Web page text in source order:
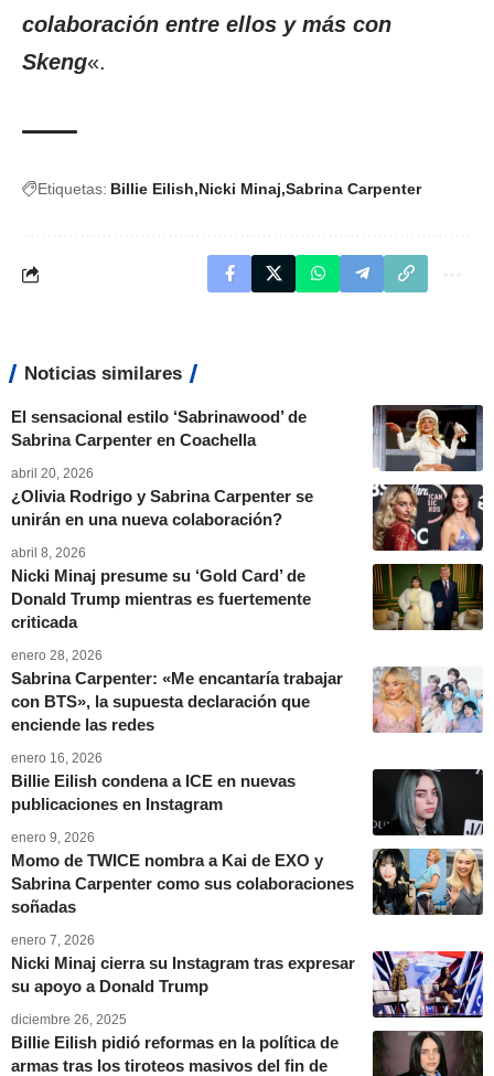
colaboración entre ellos y más con
Skeng«.
Etiquetas: Billie Eilish Nicki Minaj Sabrina Carpenter
Noticias similares
El sensacional estilo ‘Sabrinawood’ de
Sabrina Carpenter en Coachella
abril 20, 2026
¿Olivia Rodrigo y Sabrina Carpenter se
unirán en una nueva colaboración?
abril 8, 2026
Nicki Minaj presume su ‘Gold Card’ de
Donald Trump mientras es fuertemente
criticada
enero 28, 2026
Sabrina Carpenter: «Me encantaría trabajar
con BTS», la supuesta declaración que
enciende las redes
enero 16, 2026
Billie Eilish condena a ICE en nuevas
publicaciones en Instagram
enero 9, 2026
Momo de TWICE nombra a Kai de EXO y
Sabrina Carpenter como sus colaboraciones
soñadas
enero 7, 2026
Nicki Minaj cierra su Instagram tras expresar
su apoyo a Donald Trump
diciembre 26, 2025
Billie Eilish pidió reformas en la política de
armas tras los tiroteos masivos del fin de